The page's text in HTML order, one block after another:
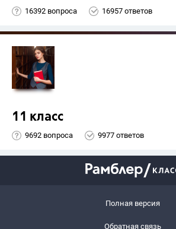
16392 вопроса 16957 ответов
11 класс
9692 вопроса 9977 ответов
Полная версия
Обратная связь